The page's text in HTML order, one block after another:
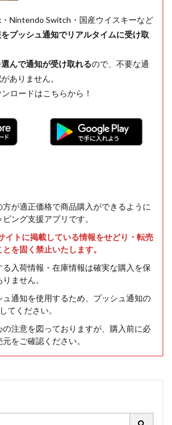
Nintendo Switch・国産ウイスキーなど
プッシュ通知でリアルタイムに受け取
んで通知が受け取れるので、不要な通
ありません。
ロードはこちらから！
が適正価格で商品購入ができるように
ング支援アプリです。
イトに掲載している情報をせどり・転売
を固く禁止いたします。
入荷情報・在庫情報は確実な購入を保
ません。
通知を使用するため、プッシュ通知の
てください。
注意を図っておりますが、購入前に必
をご確認ください。